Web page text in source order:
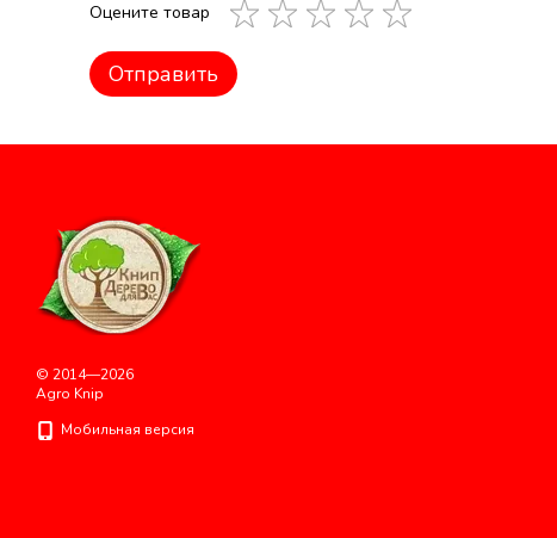
Оцените товар
Отправить
© 2014—2026
Agro Knip
Мобильная версия